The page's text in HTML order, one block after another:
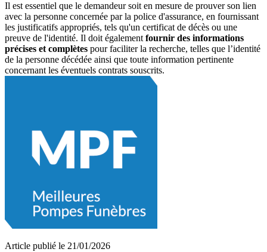
Il est essentiel que le demandeur soit en mesure de prouver son lien
avec la personne concernée par la police d'assurance, en fournissant
les justificatifs appropriés, tels qu'un certificat de décès ou une
preuve de l'identité. Il doit également fournir des informations
précises et complètes pour faciliter la recherche, telles que l’identité
de la personne décédée ainsi que toute information pertinente
concernant les éventuels contrats souscrits.
Article publié le 21/01/2026